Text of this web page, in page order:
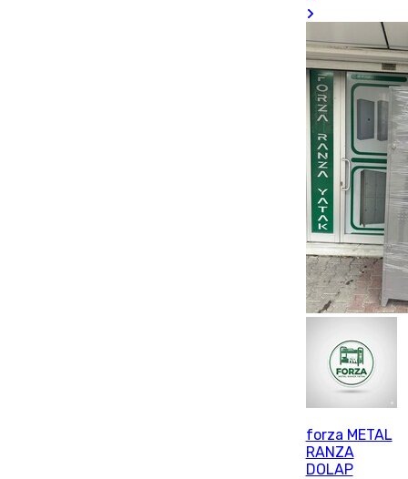
forza METAL
RANZA
DOLAP